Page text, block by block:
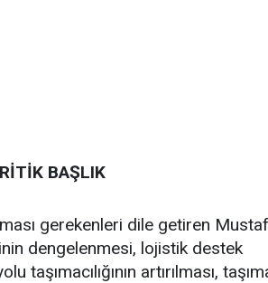
BAŞLIK
gerekenleri dile getiren
dengelenmesi, lojistik destek
artırılması,